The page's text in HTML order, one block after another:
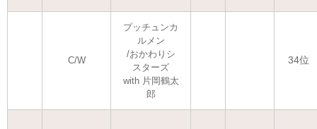
C/W
プッチュンカ
ルメン
/おかわりシ
スターズ
with 片岡鶴太
郎
34位